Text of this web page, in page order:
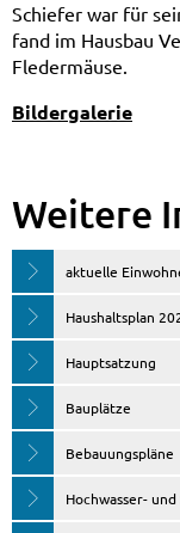
Schiefer war für
fand im Hausbau
Fledermäuse.
Bildergalerie
Weitere
aktuelle
Haushaltsplan
Hauptsatzung
Bauplätze
Bebauungspläne
Hochwasser-